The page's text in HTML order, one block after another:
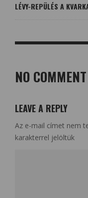
LÉVY-REPÜLÉS A
NO COMMENT
LEAVE A REPLY
Az e-mail címet nem
karakterrel jelöltük